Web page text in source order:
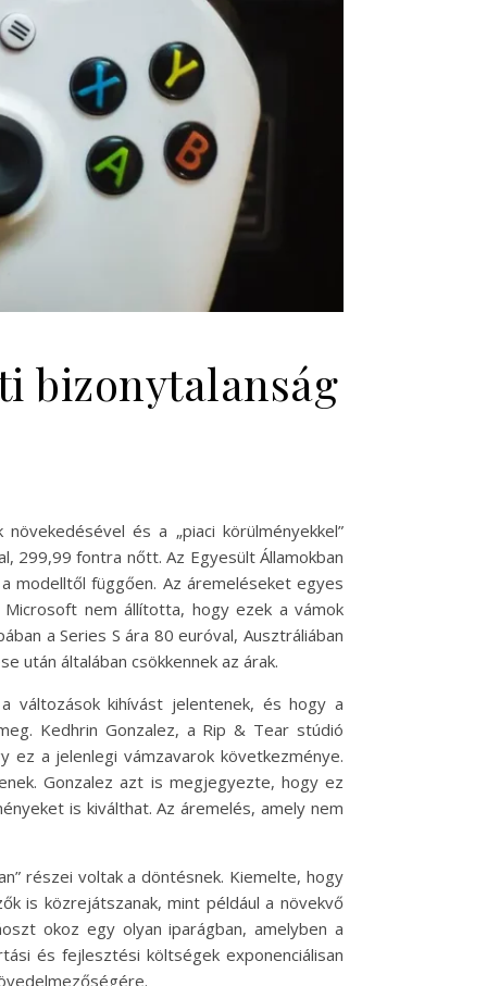
bizonytalanság
és a „piaci körülményekkel”
299,99 fontra nőtt. Az Egyesült Államokban
modelltől függően. Az áremeléseket egyes
nem állította, hogy ezek a vámok
a Series S ára 80 euróval, Ausztráliában
után általában csökkennek az árak.
változások kihívást jelentenek, és hogy a
Kedhrin Gonzalez, a Rip & Tear stúdió
ez a jelenlegi vámzavarok következménye.
Gonzalez azt is megjegyezte, hogy ez
is kiválthat. Az áremelés, amely nem
részei voltak a döntésnek. Kiemelte, hogy
is közrejátszanak, mint például a növekvő
okoz egy olyan iparágban, amelyben a
és fejlesztési költségek exponenciálisan